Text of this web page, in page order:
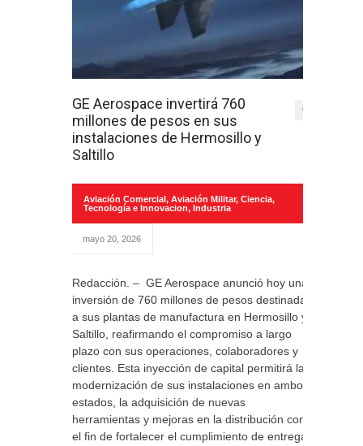
GE Aerospace invertirá 760
millones de pesos en sus
instalaciones de Hermosillo y
Saltillo
0
Aviación Comercial, Aviación Militar, Ciencia,
Tecnología e Innovacion, Industria
mayo 20, 2026
Redacción. – GE Aerospace anunció hoy una
inversión de 760 millones de pesos destinada
a sus plantas de manufactura en Hermosillo y
Saltillo, reafirmando el compromiso a largo
plazo con sus operaciones, colaboradores y
clientes. Esta inyección de capital permitirá la
modernización de sus instalaciones en ambos
estados, la adquisición de nuevas
herramientas y mejoras en la distribución con
el fin de fortalecer el cumplimiento de entregas